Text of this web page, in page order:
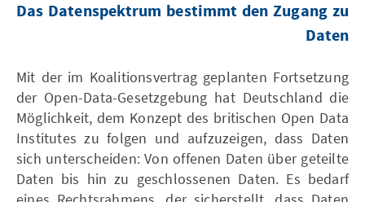
Das Datenspektrum bestimmt den Zugang zu
Daten
Mit der im Koalitionsvertrag geplanten Fortsetzung
der Open-Data-Gesetzgebung hat Deutschland die
Möglichkeit, dem Konzept des britischen Open Data
Institutes zu folgen und aufzuzeigen, dass Daten
sich unterscheiden: Von offenen Daten über geteilte
Daten bis hin zu geschlossenen Daten. Es bedarf